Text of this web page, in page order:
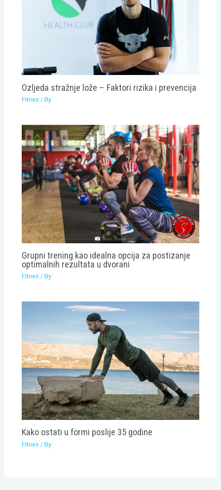
Ozljeda stražnje lože – Faktori rizika i prevencija
Fitnes / By
Grupni trening kao idealna opcija za postizanje
optimalnih rezultata u dvorani
Fitnes / By
Kako ostati u formi poslije 35 godine
Fitnes / By